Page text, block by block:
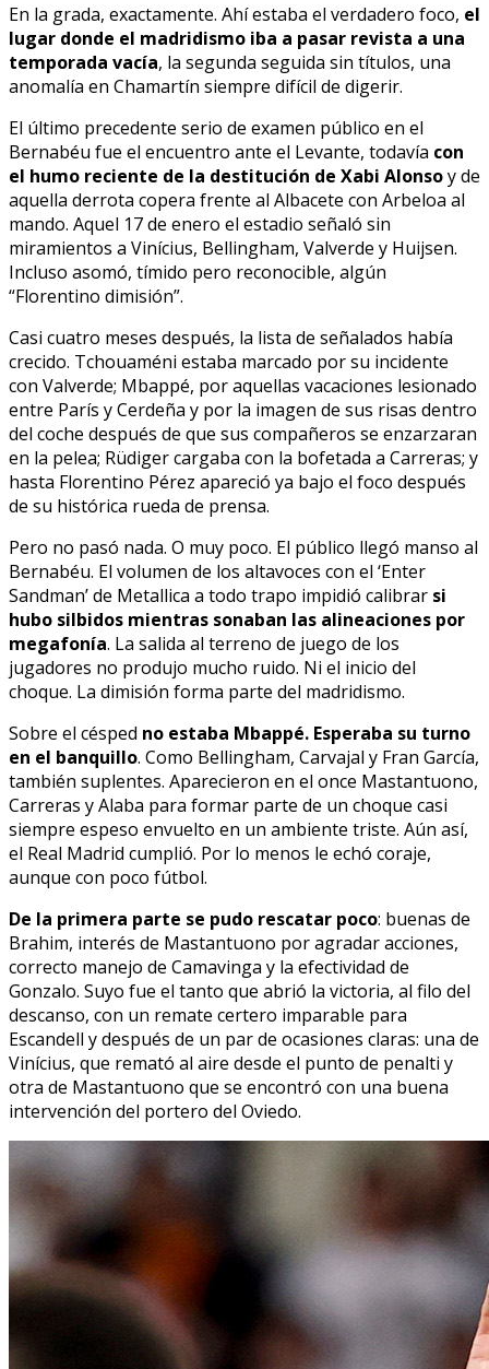
En la grada, exactamente. Ahí estaba el verdadero foco, el
lugar donde el madridismo iba a pasar revista a una
temporada vacía, la segunda seguida sin títulos, una
anomalía en Chamartín siempre difícil de digerir.
El último precedente serio de examen público en el
Bernabéu fue el encuentro ante el Levante, todavía con
el humo reciente de la destitución de Xabi Alonsoy de
aquella derrota copera frente al Albacete con Arbeloa al
mando. Aquel 17 de enero el estadio señaló sin
miramientos a Vinícius, Bellingham, Valverde y Huijsen.
Incluso asomó, tímido pero reconocible, algún
“Florentino dimisión”.
Casi cuatro meses después, la lista de señalados había
crecido. Tchouaméni estaba marcado por su incidente
con Valverde; Mbappé, por aquellas vacaciones lesionado
entre París y Cerdeña y por la imagen de sus risas dentro
del coche después de que sus compañeros se enzarzaran
en la pelea; Rüdiger cargaba con la bofetada a Carreras; y
hasta Florentino Pérez apareció ya bajo el foco después
de su histórica rueda de prensa.
Pero no pasó nada. O muy poco. El público llegó manso al
Bernabéu. El volumen de los altavoces con el ‘Enter
Sandman’ de Metallica a todo trapo impidió calibrar si
hubo silbidos mientras sonaban las alineaciones por
megafonía. La salida al terreno de juego de los
jugadores no produjo mucho ruido. Ni el inicio del
choque. La dimisión forma parte del madridismo.
Sobre el césped no estaba Mbappé. Esperaba su turno
en el banquillo. Como Bellingham, Carvajal y Fran García,
también suplentes. Aparecieron en el once Mastantuono,
Carreras y Alaba para formar parte de un choque casi
siempre espeso envuelto en un ambiente triste. Aún así,
el Real Madrid cumplió. Por lo menos le echó coraje,
aunque con poco fútbol.
De la primera parte se pudo rescatar poco: buenas de
Brahim, interés de Mastantuono por agradar acciones,
correcto manejo de Camavinga y la efectividad de
Gonzalo. Suyo fue el tanto que abrió la victoria, al filo del
descanso, con un remate certero imparable para
Escandell y después de un par de ocasiones claras: una de
Vinícius, que remató al aire desde el punto de penalti y
otra de Mastantuono que se encontró con una buena
intervención del portero del Oviedo.